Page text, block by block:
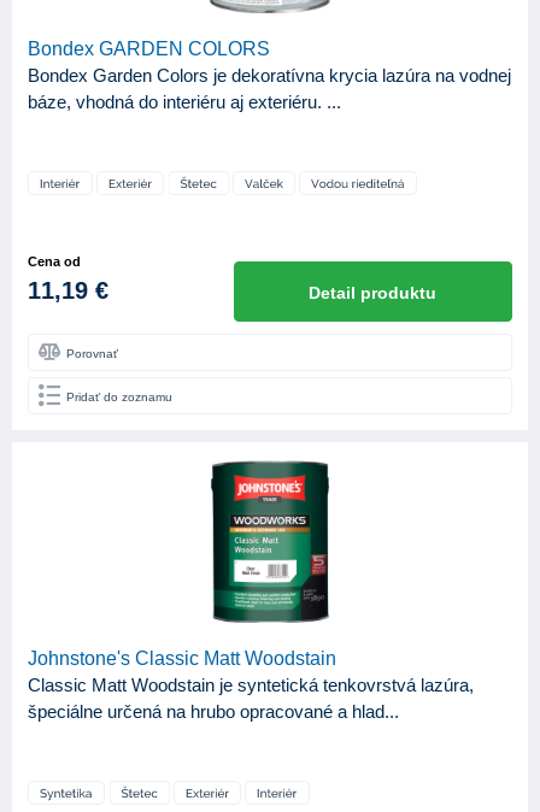
Bondex GARDEN COLORS
Bondex Garden Colors je dekoratívna krycia lazúra na vodnej
báze, vhodná do interiéru aj exteriéru. ...
Cena od
11,19 € Detail produktu
Porovnať
Pridať do zoznamu
Johnstone's Classic Matt Woodstain
Classic Matt Woodstain je syntetická tenkovrstvá lazúra,
špeciálne určená na hrubo opracované a hlad...